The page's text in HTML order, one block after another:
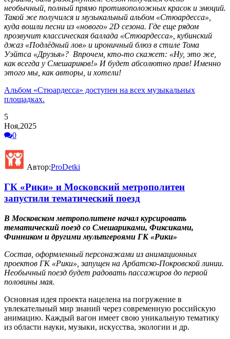
необычный, полный прямо противоположных красок и эмоций.
Такой же получился и музыкальный альбом «Стюардесса»,
куда вошли песни из «нового» 2D сезона. Где еще рядом
прозвучит классическая баллада «Стюардесса», кубинский
джаз «Подлёдный лов» и ироничный блюз в стиле Тома
Уэйтса «Друзья»? Впрочем, кто-то скажет: «Ну, это же,
как всегда у Смешариков!» И будет абсолютно прав! Именно
этого мы, как авторы, и хотели!
Альбом «Стюардесса» доступен на всех музыкальных
площадках.
5
Ноя,2025
0
Автор:ProDetki
ГК «Рики» и Московский метрополитен
запустили тематический поезд
В Московском метрополитене начал курсировать
тематический поезд со Смешариками, Фиксиками,
Финником и другими мультгероями ГК «Рики»
Состав, оформленный персонажами из анимационных
проектов ГК «Рики», запущен на Арбатско-Покровской линии.
Необычный поезд будет радовать пассажиров до первой
половины мая.
Основная идея проекта нацелена на погружение в
увлекательный мир знаний через современную российскую
анимацию. Каждый вагон имеет свою уникальную тематику
из области науки, музыки, искусства, экологии и др.